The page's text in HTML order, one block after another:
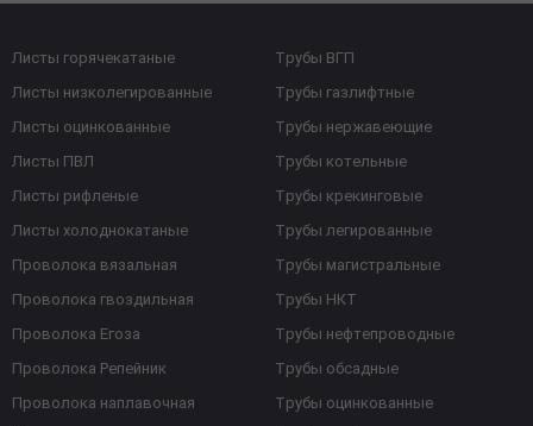
Листы горячекатаные
Листы низколегированные
Листы оцинкованные
Листы ПВЛ
Листы рифленые
Листы холоднокатаные
Проволока вязальная
Проволока гвоздильная
Проволока Егоза
Проволока Репейник
Проволока наплавочная
Трубы ВГП
Трубы газлифтные
Трубы нержавеющие
Трубы котельные
Трубы крекинговые
Трубы легированные
Трубы магистральные
Трубы НКТ
Трубы нефтепроводные
Трубы обсадные
Трубы оцинкованные